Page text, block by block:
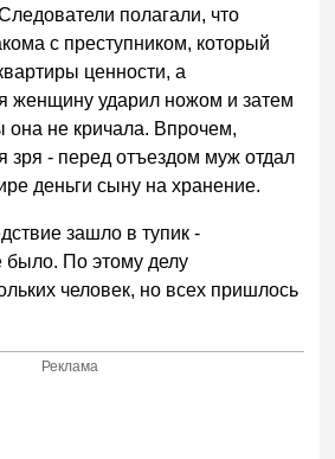
полагали, что
с преступником, который
ценности, а
женщину ударил ножом и затем
она не кричала. Впрочем,
зря - перед отъездом муж отдал
деньги сыну на хранение.
зашло в тупик -
было. По этому делу
человек, но всех пришлось
Реклама